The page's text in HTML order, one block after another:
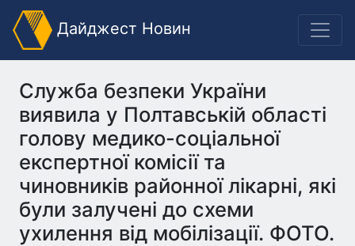
Дайджест Новин
Служба безпеки України
виявила у Полтавській області
голову медико-соціальної
експертної комісії та
чиновників районної лікарні, які
були залучені до схеми
ухилення від мобілізації. ФОТО.